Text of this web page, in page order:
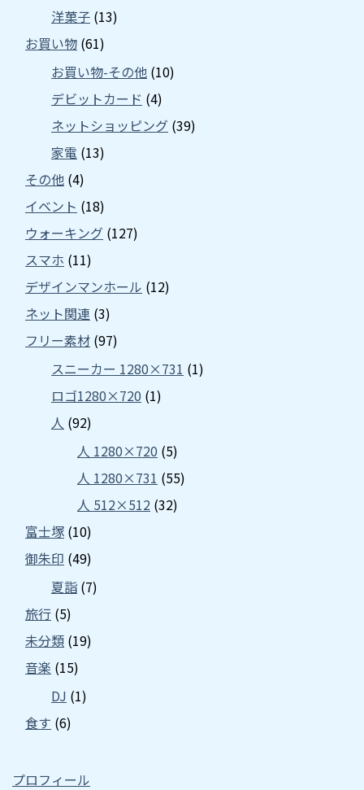
洋菓子 (13)
お買い物 (61)
お買い物-その他 (10)
デビットカード (4)
ネットショッピング (39)
家電 (13)
その他 (4)
イベント (18)
ウォーキング (127)
スマホ (11)
デザインマンホール (12)
ネット関連 (3)
フリー素材 (97)
スニーカー 1280×731 (1)
ロゴ1280×720 (1)
人 (92)
人 1280×720 (5)
人 1280×731 (55)
人 512×512 (32)
富士塚 (10)
御朱印 (49)
夏詣 (7)
旅行 (5)
未分類 (19)
音楽 (15)
DJ (1)
食す (6)
プロフィール